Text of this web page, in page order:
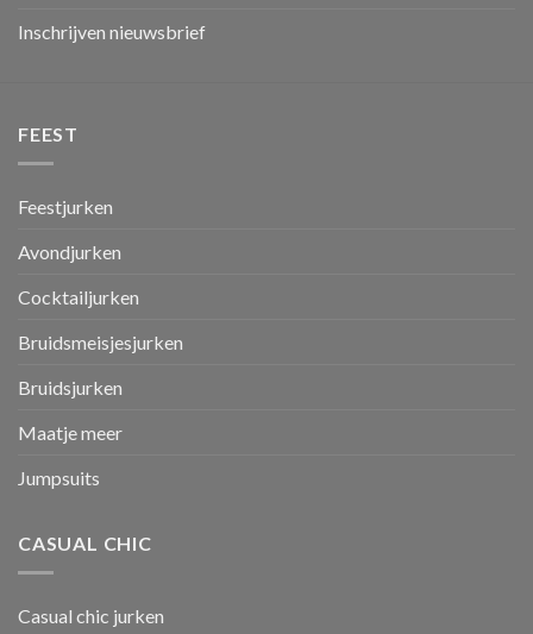
Inschrijven nieuwsbrief
FEEST
Feestjurken
Avondjurken
Cocktailjurken
Bruidsmeisjesjurken
Bruidsjurken
Maatje meer
Jumpsuits
CASUAL CHIC
Casual chic jurken